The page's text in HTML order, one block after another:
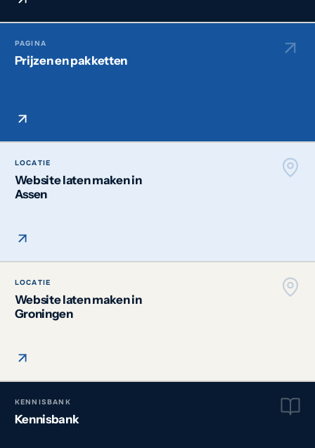
PAGINA
Prijzen en pakketten
LOCATIE
Website laten maken in
Assen
LOCATIE
Website laten maken in
Groningen
KENNISBANK
Kennisbank